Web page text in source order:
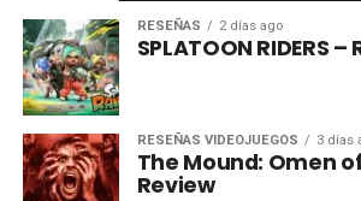
RESEÑAS 2 días ago
SPLATOON RIDERS
RESEÑAS VIDEOJUEGOS 3 días
The Mound: Omen
Review